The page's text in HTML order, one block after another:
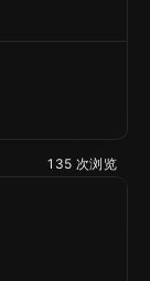
135 次浏览